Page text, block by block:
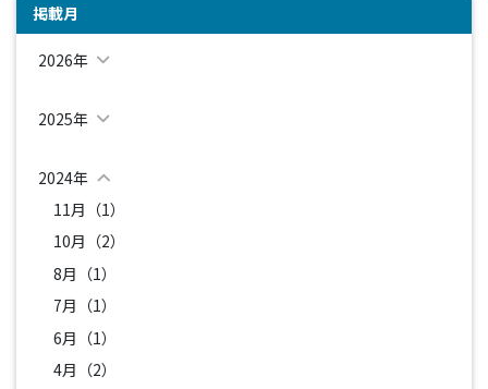
掲載月
2026年
2025年
2024年
11月（1）
10月（2）
8月（1）
7月（1）
6月（1）
4月（2）